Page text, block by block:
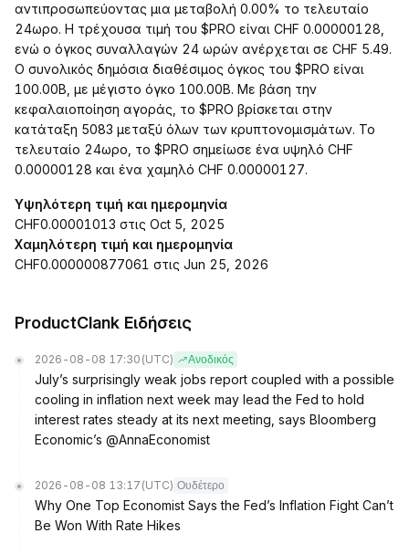
αντιπροσωπεύοντας μια μεταβολή 0.00% το τελευταίο
24ωρο. Η τρέχουσα τιμή του $PRO είναι CHF 0.00000128,
ενώ ο όγκος συναλλαγών 24 ωρών ανέρχεται σε CHF 5.49.
Ο συνολικός δημόσια διαθέσιμος όγκος του $PRO είναι
100.00B, με μέγιστο όγκο 100.00B. Με βάση την
κεφαλαιοποίηση αγοράς, το $PRO βρίσκεται στην
κατάταξη 5083 μεταξύ όλων των κρυπτονομισμάτων. Το
τελευταίο 24ωρο, το $PRO σημείωσε ένα υψηλό CHF
0.00000128 και ένα χαμηλό CHF 0.00000127.
Υψηλότερη τιμή και ημερομηνία
CHF0.00001013 στις Oct 5, 2025
Χαμηλότερη τιμή και ημερομηνία
CHF0.000000877061 στις Jun 25, 2026
ProductClank Ειδήσεις
2026-08-08 17:30 (UTC) Ανοδικός
July’s surprisingly weak jobs report coupled with a possible
cooling in inflation next week may lead the Fed to hold
interest rates steady at its next meeting, says Bloomberg
Economic’s @AnnaEconomist
2026-08-08 13:17 (UTC) Ουδέτερο
Why One Top Economist Says the Fed’s Inflation Fight Can’t
Be Won With Rate Hikes